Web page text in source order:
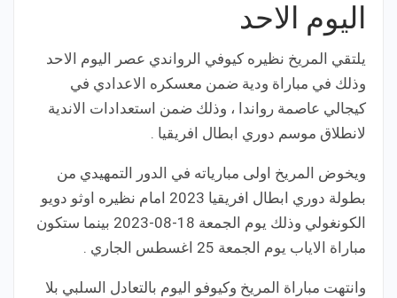
اليوم الاحد
يلتقي المريخ نظيره كيوفي الرواندي عصر اليوم الاحد
وذلك في مباراة ودية ضمن معسكره الاعدادي في
كيجالي عاصمة رواندا ، وذلك ضمن استعدادات الاندية
لانطلاق موسم دوري ابطال افريقيا .
ويخوض المريخ اولى مبارياته في الدور التمهيدي من
بطولة دوري ابطال افريقيا 2023 امام نظيره اوثو دويو
الكونغولي وذلك يوم الجمعة 18-08-2023 بينما ستكون
مباراة الاياب يوم الجمعة 25 اغسطس الجاري .
وانتهت مباراة المريخ وكيوفو اليوم بالتعادل السلبي بلا